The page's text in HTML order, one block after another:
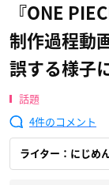
『ONE
制作過程動
誤する様子
話題
4
ライター：にじめ